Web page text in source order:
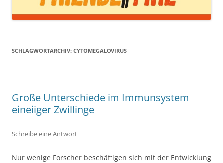
SCHLAGWORTARCHIV: CYTOMEGALOVIRUS
Große Unterschiede im Immunsystem
eineiiger Zwillinge
Schreibe eine Antwort
Nur wenige Forscher beschäftigen sich mit der Entwicklung